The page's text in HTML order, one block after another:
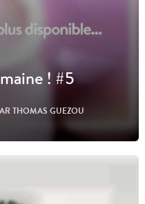
! #5
THOMAS GUEZOU